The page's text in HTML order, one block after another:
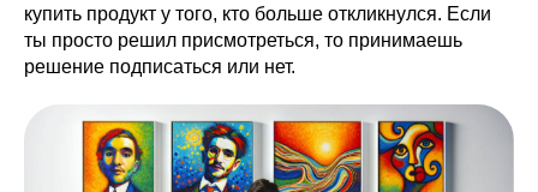
купить продукт у того, кто больше откликнулся. Если
ты просто решил присмотреться, то принимаешь
решение подписаться или нет.